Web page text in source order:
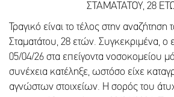
ΣΤΑΜΑΤΑΤΟΥ, 28
Τραγικό είναι το τέλος στην
Σταματάτου, 28 ετών. Συγκεκριμένα, ο
05/04/26 στα επείγοντα νοσοκομείου
συνέχεια κατέληξε, ωστόσο είχε
αγνώστων στοιχείων. Η σορός του